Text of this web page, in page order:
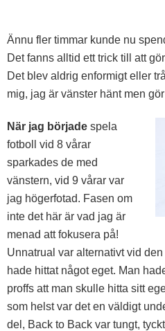
Ännu fler timmar kunde nu
Det fanns alltid ett trick till att
Det blev aldrig enformigt eller
mig, jag är vänster hänt men
När jag började spela
fotboll vid 8 vårar
sparkades de med
vänstern, vid 9 vårar var
jag högerfotad. Fasen om
inte det här är vad jag är
menad att fokusera på!
Unnatrual var alternativt vid
hade hittat något eget. Man
proffs att man skulle hitta sitt
som helst var det en väldigt
del, Back to Back var tungt,